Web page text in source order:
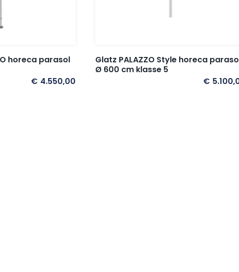
horeca parasol
€ 4.550,00
Glatz PALAZZO Style horeca
Ø 600 cm klasse 5
€